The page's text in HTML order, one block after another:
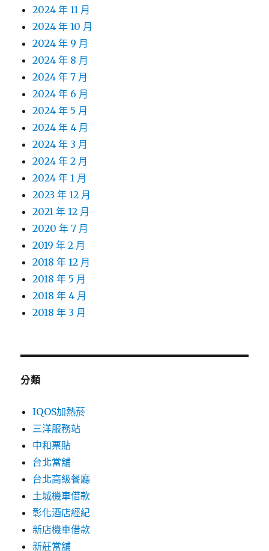
2024 年 11 月
2024 年 10 月
2024 年 9 月
2024 年 8 月
2024 年 7 月
2024 年 6 月
2024 年 5 月
2024 年 4 月
2024 年 3 月
2024 年 2 月
2024 年 1 月
2023 年 12 月
2021 年 12 月
2020 年 7 月
2019 年 2 月
2018 年 12 月
2018 年 5 月
2018 年 4 月
2018 年 3 月
分類
IQOS加熱菸
三洋服務站
中和票貼
台北當舖
台北高級餐廳
土城機車借款
彰化酒店經紀
新店機車借款
新莊當舖